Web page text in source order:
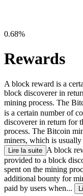
0.68%
Rewards
A block reward is a
block discoverer in
mining process. The
is a certain number of
discoverer in return for
process. The Bitcoin
miners, which is
Lire la suite A block
provided to a block
spent on the mining
additional bounty for
paid by users when...